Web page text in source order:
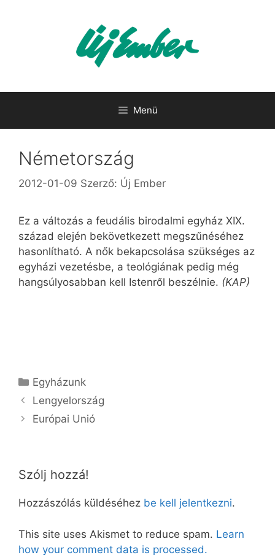
Menü
Németország
2012-01-09 Szerző: Új Ember
Ez a változás a feudális birodalmi egyház XIX.
század elején bekövetkezett megszűnéséhez
hasonlítható. A nők bekapcsolása szükséges az
egyházi vezetésbe, a teológiának pedig még
hangsúlyosabban kell Istenről beszélnie. (KAP)
Kategória
Egyházunk
Lengyelország
Európai Unió
Szólj hozzá!
Hozzászólás küldéséhez be kell jelentkezni.
This site uses Akismet to reduce spam. Learn
how your comment data is processed.